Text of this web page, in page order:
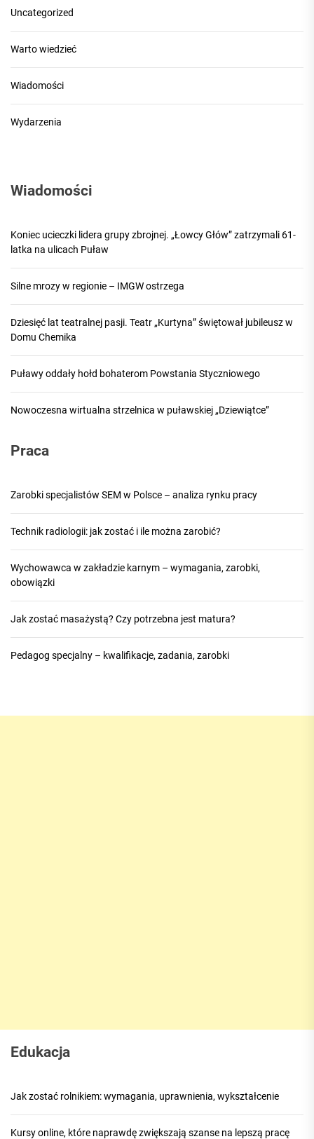
Uncategorized
Warto wiedzieć
Wiadomości
Wydarzenia
Wiadomości
Koniec ucieczki lidera grupy zbrojnej. „Łowcy Głów” zatrzymali 61-
latka na ulicach Puław
Silne mrozy w regionie – IMGW ostrzega
Dziesięć lat teatralnej pasji. Teatr „Kurtyna” świętował jubileusz w
Domu Chemika
Puławy oddały hołd bohaterom Powstania Styczniowego
Nowoczesna wirtualna strzelnica w puławskiej „Dziewiątce”
Praca
Zarobki specjalistów SEM w Polsce – analiza rynku pracy
Technik radiologii: jak zostać i ile można zarobić?
Wychowawca w zakładzie karnym – wymagania, zarobki,
obowiązki
Jak zostać masażystą? Czy potrzebna jest matura?
Pedagog specjalny – kwalifikacje, zadania, zarobki
Edukacja
Jak zostać rolnikiem: wymagania, uprawnienia, wykształcenie
Kursy online, które naprawdę zwiększają szanse na lepszą pracę